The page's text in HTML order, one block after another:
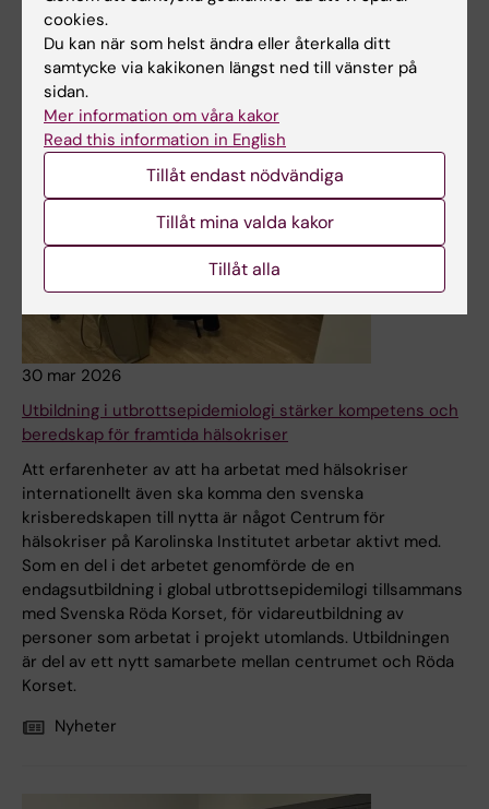
30 mar 2026
Utbildning i utbrottsepidemiologi stärker kompetens och
beredskap för framtida hälsokriser
Att erfarenheter av att ha arbetat med hälsokriser
internationellt även ska komma den svenska
krisberedskapen till nytta är något Centrum för
hälsokriser på Karolinska Institutet arbetar aktivt med.
Som en del i det arbetet genomförde de en
endagsutbildning i global utbrottsepidemilogi tillsammans
med Svenska Röda Korset, för vidareutbildning av
personer som arbetat i projekt utomlands. Utbildningen
är del av ett nytt samarbete mellan centrumet och Röda
Korset.
Nyheter
cookies.
Du kan när som helst ändra eller återkalla ditt
samtycke via kakikonen längst ned till vänster på
sidan.
Mer information om våra kakor
Read this information in English
Tillåt endast nödvändiga
Tillåt mina valda kakor
Tillåt alla